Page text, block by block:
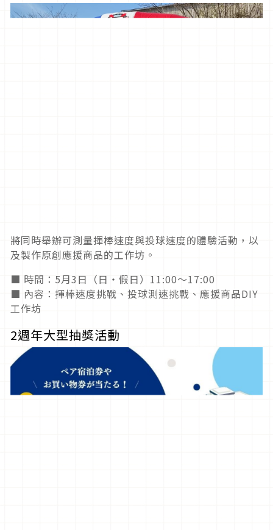
將同時舉辦可測量揮棒速度與投球速度的體驗活動，以
及製作原創應援商品的工作坊。
■ 時間：5月3日（日・假日）11:00～17:00
■ 內容：揮棒速度挑戰、投球測速挑戰、應援商品DIY
工作坊
2週年大型抽獎活動